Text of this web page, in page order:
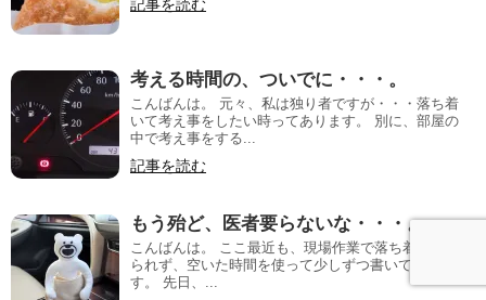
記事を読む
考える時間の、ついでに・・・。
こんばんは。 元々、私は独り者ですが・・・落ち着
いて考え事をしたい時ってあります。 別に、部屋の
中で考え事をする...
記事を読む
もう殆ど、医者要らないな・・・。
こんばんは。 ここ最近も、現場作業で落ち着いて居
られず、空いた時間を使って少しずつ書いていま
す。 先日、...